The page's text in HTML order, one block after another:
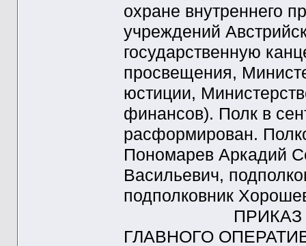
охране внутреннего
учреждений
государственную
просвещения,
юстиции,
финансов). Полк в
расформирован.
Пономарев Аркадий
Васильевич,
подполковник
ПРИКАЗ
ГЛАВНОГО